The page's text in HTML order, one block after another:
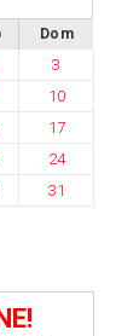
Dom
3
10
17
24
31